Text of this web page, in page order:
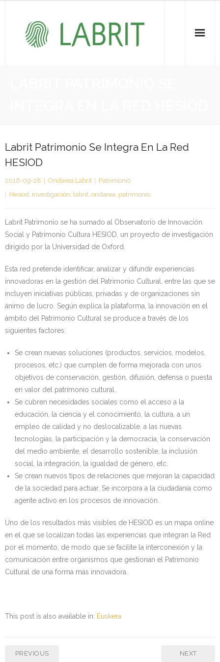
- KOI-aren kudeaketa | Gestión del PCI
- LABRIT
Kontaktua | Contacto
Labrit Patrimonio Se Integra En La Red
HESIOD
2016-09-28 Ondarea Labrit
Patrimonio
Hesiod, investigación, labrit, ondarea, patrimonio
Labrit Patrimonio se ha sumado al Observatorio de Innovación
Social y Patrimonio Cultura HESIOD, un proyecto de investigación
dirigido por la Universidad de Oxford.
Esta red pretende identificar, analizar y difundir experiencias
innovadoras en la gestión del Patrimonio Cultural, entre las que se
incluyen iniciativas públicas, privadas y de organizaciones sin
ánimo de lucro. Según explica la plataforma, la innovación en el
ámbito del Patrimonio Cultural se produce a través de los
siguientes factores:
Se crean nuevas soluciones (productos, servicios, modelos,
procesos, etc.) que cumplen de forma mejorada con unos
objetivos de conservación, gestión, difusión, defensa o puesta
en valor del patrimonio cultural.
Se cubren necesidades sociales como el acceso a la
educación, la ciencia y el conocimiento, la cultura, a un
empleo de calidad y no deslocalizable, a las nuevas
tecnologías, la participación y la democracia, la conservación
del medio ambiente, el desarrollo sostenible, la inclusión
social, la integración, la igualdad de género, etc.
Se crean nuevos tipos de relaciones que mejoran la capacidad
de la sociedad para actuar. Se incorpora a la ciudadanía como
agente activo en los procesos de innovación.
Uno de los resultados más visibles de HESIOD es un mapa online
en el que se localizan todas las experiencias que integran la Red
por el momento, de modo que se facilite la interconexión y la
comunicación entre organismos que gestionan el Patrimonio
Cultural de una forma más innovadora.
This post is also available in: Euskera
PREVIOUS NEXT